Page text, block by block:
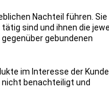
Nachteil führen. Sie
sind und ihnen die
gebundenen
im Interesse der
benachteiligt und